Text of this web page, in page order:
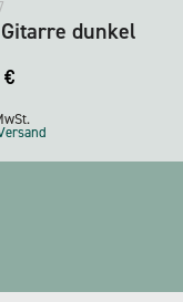
dunkel
€